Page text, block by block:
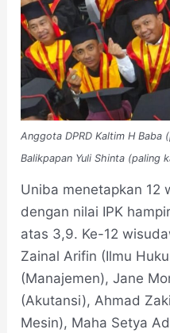
Anggota DPRD Kaltim H Baba
Balikpapan Yuli Shinta (paling
Uniba menetapkan 12
dengan nilai IPK
atas 3,9. Ke-12
Zainal Arifin (Ilmu
(Manajemen), Jane
(Akutansi), Ahmad
Mesin), Maha Setya